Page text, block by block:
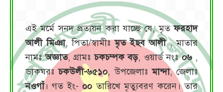
এই মর্মে সনদ প্রত্যয়ন করা যাচ্ছে যে, মৃতফরহাদ
আলী মিঞা, পিতা/স্বামীঃমৃত ইছব আলী, মাতার
নামঃঅজ্ঞাত, গ্রামঃচকচম্পক বড়, ওয়ার্ড নংঃ০৬ ,
ডাকঘরঃচকউলী-৬৫১০, উপজেলাঃমান্দা, জেলাঃ
নওগাঁ। গত ইং-০০তারিখে মৃত্যুবরণ করেন। তার